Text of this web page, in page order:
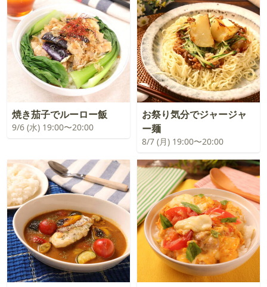
焼き茄子でルーロー飯
9/6 (水) 19:00〜20:00
お祭り気分でジャージャ
ー麺
8/7 (月) 19:00〜20:00